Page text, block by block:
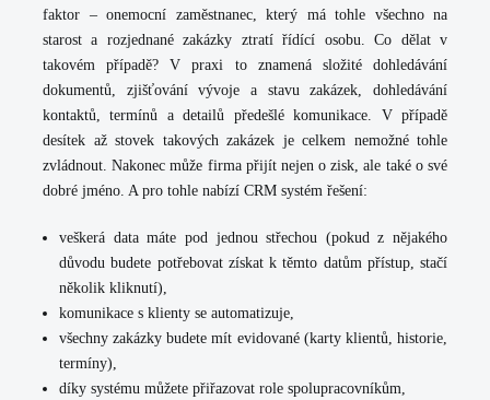
faktor – onemocní zaměstnanec, který má tohle všechno na
starost a rozjednané zakázky ztratí řídící osobu. Co dělat v
takovém případě? V praxi to znamená složité dohledávání
dokumentů, zjišťování vývoje a stavu zakázek, dohledávání
kontaktů, termínů a detailů předešlé komunikace. V případě
desítek až stovek takových zakázek je celkem nemožné tohle
zvládnout. Nakonec může firma přijít nejen o zisk, ale také o své
dobré jméno. A pro tohle nabízí CRM systém řešení:
veškerá data máte pod jednou střechou (pokud z nějakého
důvodu budete potřebovat získat k těmto datům přístup, stačí
několik kliknutí),
komunikace s klienty se automatizuje,
všechny zakázky budete mít evidované (karty klientů, historie,
termíny),
díky systému můžete přiřazovat role spolupracovníkům,